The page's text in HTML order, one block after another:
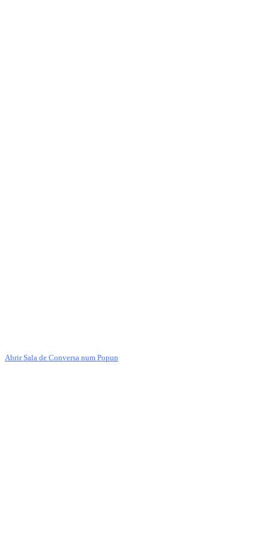
Abrir Sala de Conversa num Popup